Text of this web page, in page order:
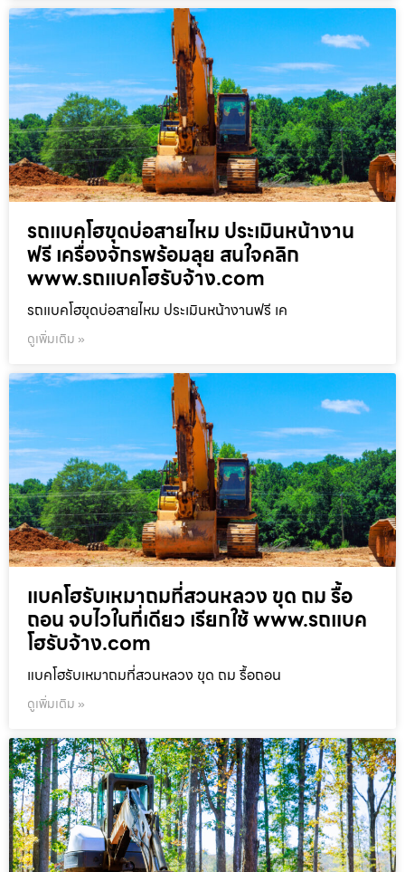
รถแบคโฮขุดบ่อสายไหม ประเมินหน้างาน
ฟรี เครื่องจักรพร้อมลุย สนใจคลิก
www.รถแบคโฮรับจ้าง.com
รถแบคโฮขุดบ่อสายไหม ประเมินหน้างานฟรี เค
ดูเพิ่มเติม »
แบคโฮรับเหมาถมที่สวนหลวง ขุด ถม รื้อ
ถอน จบไวในที่เดียว เรียกใช้ www.รถแบค
โฮรับจ้าง.com
แบคโฮรับเหมาถมที่สวนหลวง ขุด ถม รื้อถอน
ดูเพิ่มเติม »